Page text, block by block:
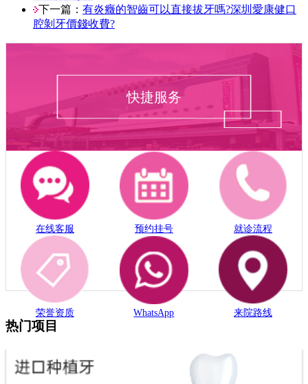
下一篇： 有炎癥的智齒可以直接拔牙嗎?深圳愛康健口
腔剝牙價錢收費?
快捷服务
在线客服 预约挂号 就诊流程
荣誉资质 WhatsApp 来院路线
热门项目